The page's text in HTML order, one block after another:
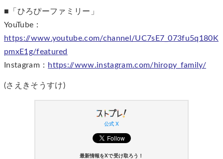
■「ひろぴーファミリー」
YouTube：
https://www.youtube.com/channel/UC7sE7_073fu5q180K
pmxE1g/featured
Instagram： https://www.instagram.com/hiropy_family/
(さえきそうすけ)
公式 X
最新情報をXで受け取ろう！